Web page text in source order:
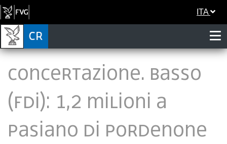
ITA
CONCERTAZIONE. BASSO
(FDI): 1,2 MILIONI A
PASIANO DI PORDENONE